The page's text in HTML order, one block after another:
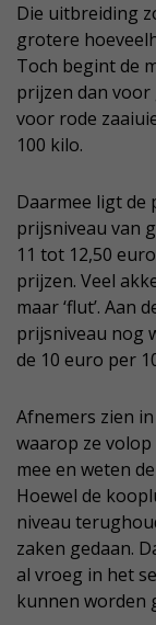
Die uitbreiding
grotere
Toch begint de
prijzen dan voor
voor rode
100 kilo.
Daarmee ligt de
prijsniveau van
11 tot 12,50
prijzen. Veel
maar ‘flut’. Aan
prijsniveau nog
de 10 euro per
Afnemers zien
waarop ze
mee en weten
Hoewel de
niveau
zaken gedaan.
al vroeg in het
kunnen worden